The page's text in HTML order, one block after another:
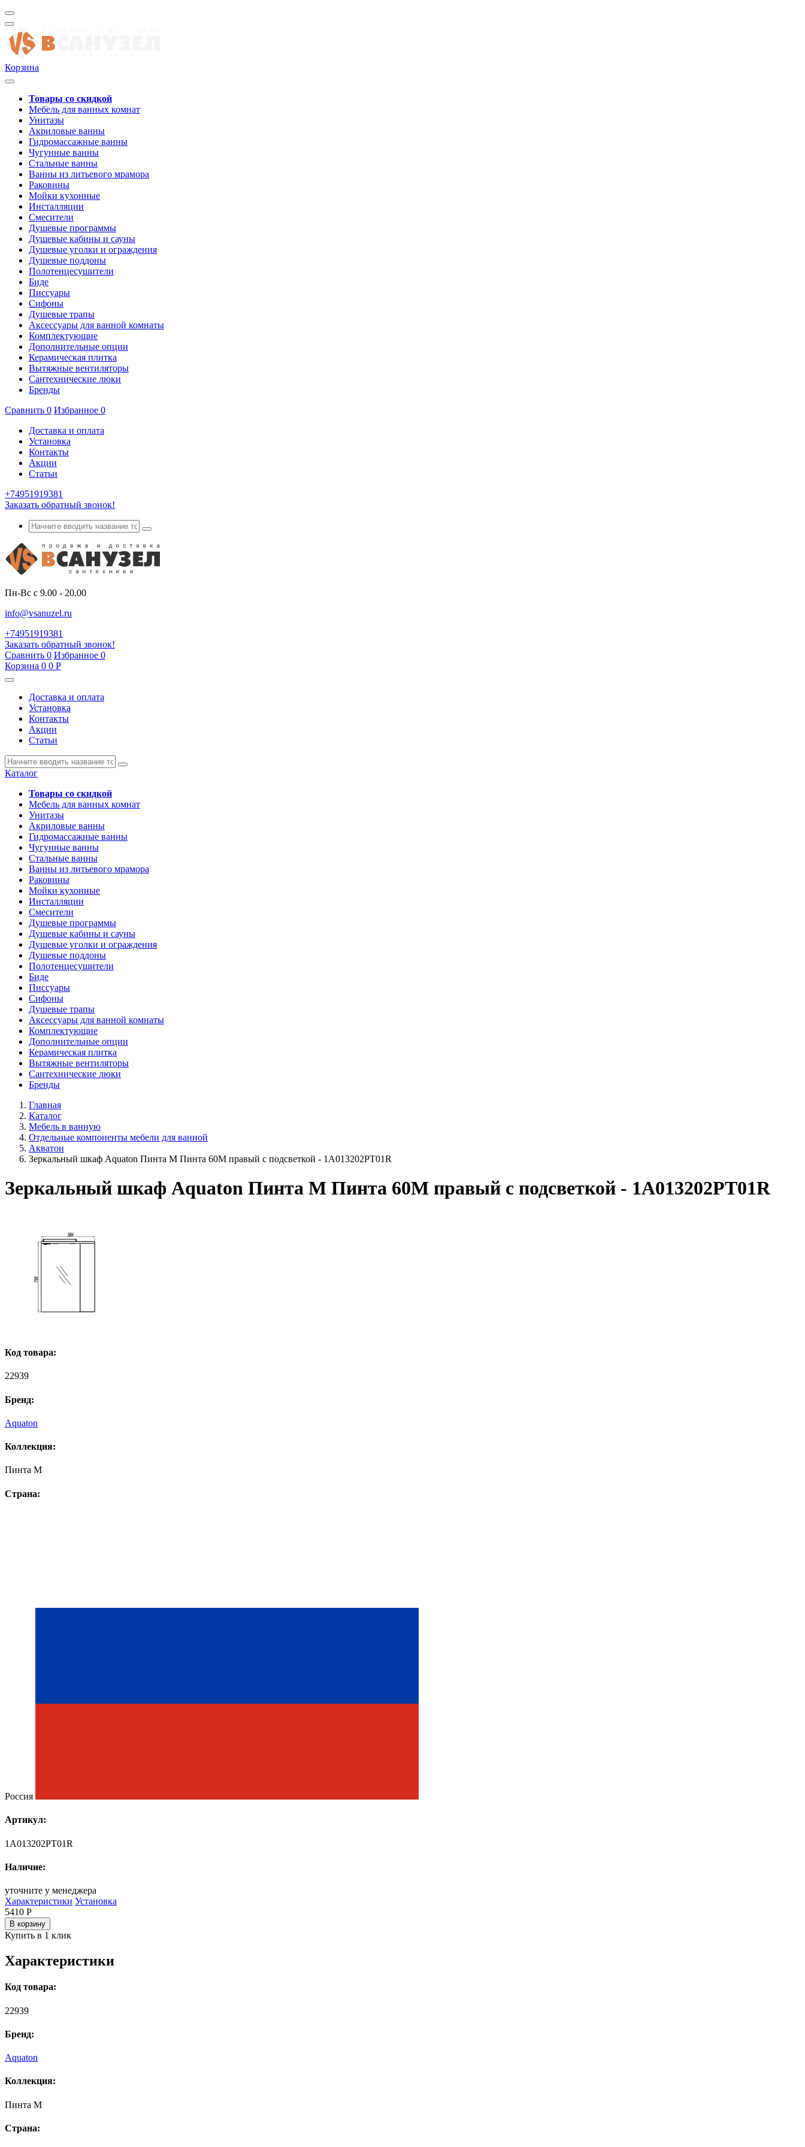
Корзина
Товары со скидкой
Мебель для ванных комнат
Унитазы
Акриловые ванны
Гидромассажные ванны
Чугунные ванны
Стальные ванны
Ванны из литьевого мрамора
Раковины
Мойки кухонные
Инсталляции
Смесители
Душевые программы
Душевые кабины и сауны
Душевые уголки и ограждения
Душевые поддоны
Полотенцесушители
Биде
Писсуары
Сифоны
Душевые трапы
Аксессуары для ванной комнаты
Комплектующие
Дополнительные опции
Керамическая плитка
Вытяжные вентиляторы
Сантехнические люки
Бренды
Сравнить 0 Избранное 0
Доставка и оплата
Установка
Контакты
Акции
Статьи
+74951919381
Заказать обратный звонок!
Пн-Вс с 9.00 - 20.00
info@vsanuzel.ru
+74951919381
Заказать обратный звонок!
Сравнить 0 Избранное 0
Корзина 0 0 Р
Доставка и оплата
Установка
Контакты
Акции
Статьи
Каталог
Товары со скидкой
Мебель для ванных комнат
Унитазы
Акриловые ванны
Гидромассажные ванны
Чугунные ванны
Стальные ванны
Ванны из литьевого мрамора
Раковины
Мойки кухонные
Инсталляции
Смесители
Душевые программы
Душевые кабины и сауны
Душевые уголки и ограждения
Душевые поддоны
Полотенцесушители
Биде
Писсуары
Сифоны
Душевые трапы
Аксессуары для ванной комнаты
Комплектующие
Дополнительные опции
Керамическая плитка
Вытяжные вентиляторы
Сантехнические люки
Бренды
Главная
Каталог
Мебель в ванную
Отдельные компоненты мебели для ванной
Акватон
Зеркальный шкаф Aquaton Пинта М Пинта 60М правый с подсветкой - 1A013202PT01R
Зеркальный шкаф Aquaton Пинта М Пинта 60М правый с подсветкой - 1A013202PT01R
Код товара:
22939
Бренд:
Aquaton
Коллекция:
Пинта М
Страна:
Россия
Артикул:
1A013202PT01R
Наличие:
уточните у менеджера
Характеристики Установка
5410 Р
В корзину
Купить в 1 клик
Характеристики
Код товара:
22939
Бренд:
Aquaton
Коллекция:
Пинта М
Страна: